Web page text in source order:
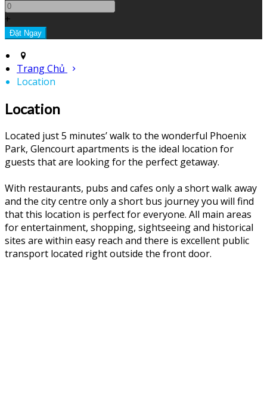
+
Trang Chủ
Location
Location
Located just 5 minutes’ walk to the wonderful Phoenix
Park, Glencourt apartments is the ideal location for
guests that are looking for the perfect getaway.
With restaurants, pubs and cafes only a short walk away
and the city centre only a short bus journey you will find
that this location is perfect for everyone. All main areas
for entertainment, shopping, sightseeing and historical
sites are within easy reach and there is excellent public
transport located right outside the front door.